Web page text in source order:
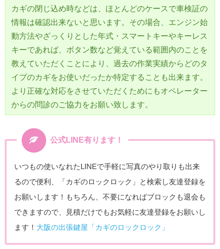
カギの閉じ込め時などは、ほとんどのケースで車検証の
情報は確認出来ないと思います。その場合、エンジン始
動方法やざっくりとした年式・スマートキーやキーレス
キーであれば、ボタン数など覚えている範囲内のことを
教えていただくことにより、過去の作業実績からどのタ
イプのカギをお使いだったか特定することも出来ます。
より正確な対応をさせていただくためにもオペレーター
からの問診のご協力をお願い致します。
公式LINE有ります！
いつもの使いなれたLINEで手軽に写真のやり取りも出来
るので便利、「カギのロックロック」と検索し友達登録を
お願いします！もちろん、不要になればブロックも退会も
できますので、見積だけでもお気軽に友達登録をお願いし
ます！ 大阪の出張鍵屋「カギのロックロック」